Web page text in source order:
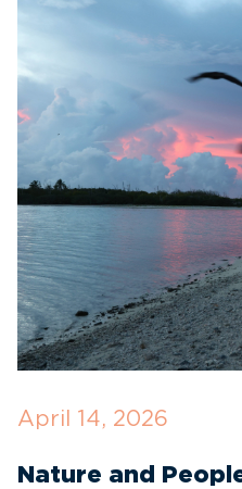
April 14, 2026
Nature and